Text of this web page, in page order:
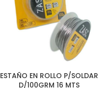
ESTAÑO EN ROLLO P/SOLDAR
D/100GRM 16 MTS